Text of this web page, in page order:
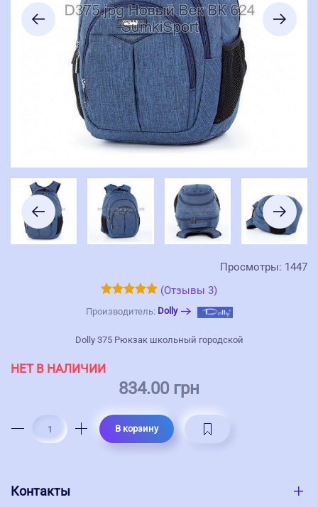
Просмотры: 1447
(Отзывы 3)
Производитель: Dolly
Dolly 375 Рюкзак школьный городской
НЕТ В НАЛИЧИИ
834.00 грн
В корзину
Контакты